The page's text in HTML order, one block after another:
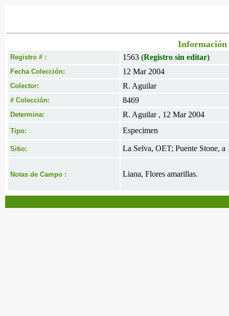
Información
Registro # : 1563 (Registro sin editar)
Fecha Colección: 12 Mar 2004
Colector: R. Aguilar
# Colección: 8469
Determina: R. Aguilar , 12 Mar 2004
Tipo: Especimen
Sitio: La Selva, OET; Puente Stone, a
Notas de Campo : Liana, Flores amarillas.